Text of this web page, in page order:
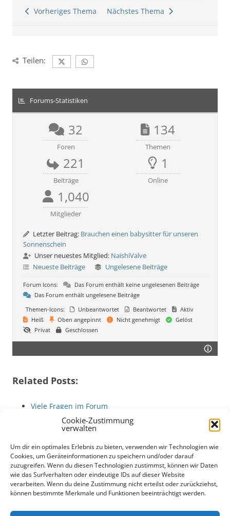
Cookie-Zustimmung
verwalten
Um dir ein optimales Erlebnis zu bieten, verwenden wir Technologien wie
Cookies, um Geräteinformationen zu speichern und/oder darauf
zuzugreifen. Wenn du diesen Technologien zustimmst, können wir Daten
wie das Surfverhalten oder eindeutige IDs auf dieser Website
verarbeiten. Wenn du deine Zustimmung nicht erteilst oder zurückziehst,
können bestimmte Merkmale und Funktionen beeinträchtigt werden.
Vorheriges Thema Nächstes Thema
Teilen:
Forums-Statistiken
32
Foren
134
Themen
221
Beiträge
1
Online
1,040
Mitglieder
Letzter Beitrag: Brauchen einen babysitter für unseren
Sonnenschein
Unser neuestes Mitglied: NaishiValve
Neueste Beiträge
Ungelesene Beiträge
Forum Icons:
Das Forum enthält keine ungelesenen Beiträge
Das Forum enthält ungelesene Beiträge
Themen-Icons:
Unbeantwortet Beantwortet
Aktiv
Heiß
Oben angepinnt Nicht genehmigt
Gelöst
Privat
Geschlossen
Related Posts:
Viele Fragen im Forum
Das Babysitter Forum geht online
Was ist Wallstreetbets?
Tipps zur VR
Babysitter-Forum: Erfahrungen mit Teenagern,…
Babysitter-Forum: Tipps zu Alter, Auswahl und
Sicherheit